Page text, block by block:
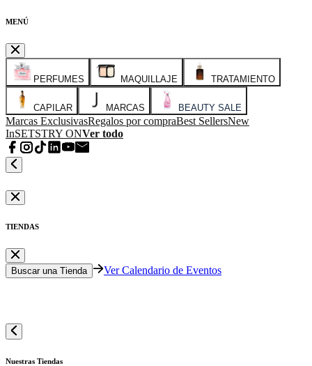
MENÚ
PERFUMES MAQUILLAJE TRATAMIENTO
CAPILAR MARCAS BEAUTY SALE
Marcas ExclusivasRegalos por compraBest SellersNew
InSETSTRY ONVer todo
TIENDAS
Buscar una Tienda Ver Calendario de Eventos
Nuestras Tiendas